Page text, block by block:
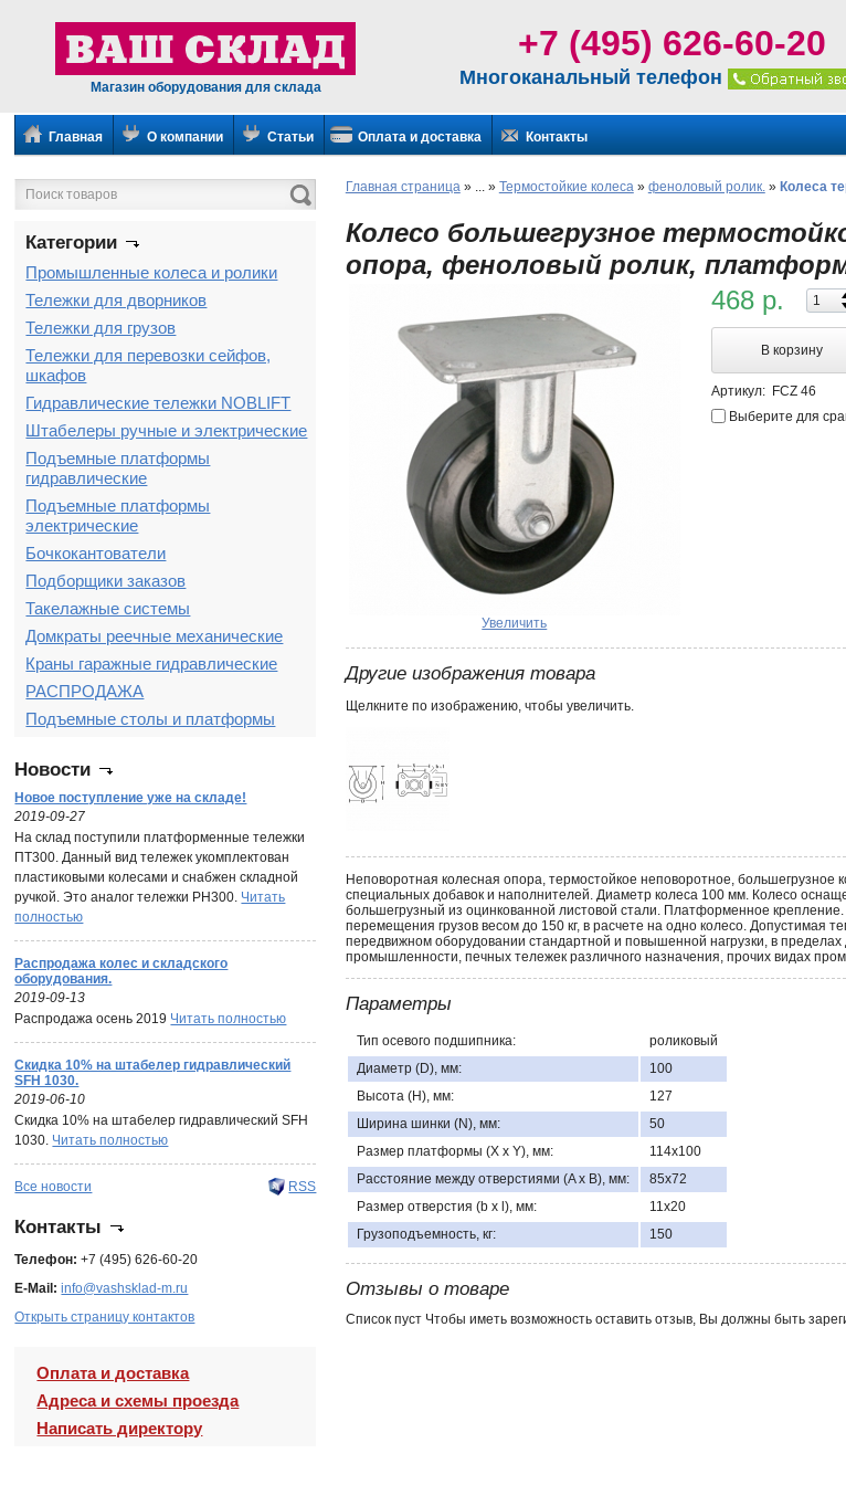
Магазин оборудования для склада
+7 (495) 626-60-20
Многоканальный телефон
Главная О компании Статьи Оплата и доставка Контакты
Категории
Промышленные колеса и ролики
Тележки для дворников
Тележки для грузов
Тележки для перевозки сейфов,
шкафов
Гидравлические тележки NOBLIFT
Штабелеры ручные и электрические
Подъемные платформы
гидравлические
Подъемные платформы
электрические
Бочкокантователи
Подборщики заказов
Такелажные системы
Домкраты реечные механические
Краны гаражные гидравлические
РАСПРОДАЖА
Подъемные столы и платформы
Новости
Новое поступление уже на складе!
2019-09-27
На склад поступили платформенные тележки
ПТ300. Данный вид тележек укомплектован
пластиковыми колесами и снабжен складной
ручкой. Это аналог тележки PH300. Читать
полностью
Распродажа колес и складского
оборудования.
2019-09-13
Распродажа осень 2019 Читать полностью
Скидка 10% на штабелер гидравлический
SFH 1030.
2019-06-10
Скидка 10% на штабелер гидравлический SFH
1030. Читать полностью
Все новости RSS
Контакты
Телефон: +7 (495) 626-60-20
E-Mail: info@vashsklad-m.ru
Открыть страницу контактов
Оплата и доставка
Адреса и схемы проезда
Написать директору
Главная страница » ... » Термостойкие колеса » феноловый ролик. » Колеса
Колесо большегрузное
опора, феноловый ролик,
Увеличить
468 р.
В корзину
Артикул: FCZ 46
Выберите для
Другие изображения товара
Щелкните по изображению, чтобы увеличить.
Неповоротная колесная опора, термостойкое неповоротное,
специальных добавок и наполнителей. Диаметр колеса 100 мм. Колесо
большегрузный из оцинкованной листовой стали. Платформенное
перемещения грузов весом до 150 кг, в расчете на одно колесо.
передвижном оборудовании стандартной и повышенной нагрузки, в
промышленности, печных тележек различного назначения, прочих видах
Параметры
Тип осевого подшипника:
роликовый
Диаметр (D), мм:
100
Высота (H), мм:
127
Ширина шинки (N), мм:
50
Размер платформы (X x Y), мм:
114х100
Расстояние между отверстиями (A x B), мм:
85х72
Размер отверстия (b x l), мм:
11х20
Грузоподъемность, кг:
150
Отзывы о товаре
Список пуст Чтобы иметь возможность оставить отзыв, Вы должны быть